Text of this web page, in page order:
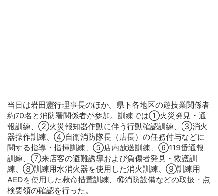
当日は岩田憲行理事長のほか、県下各地区の遊技業関係者
約70名と消防署関係者が参加。訓練では①火災発見・通
報訓練、②火災報知器作動に伴う行動確認訓練、③消火
器操作訓練、④自衛消防隊長（店長）の任務付与などに
関する指導・指揮訓練、⑤店内放送訓練、⑥119番通報
訓練、⑦来店客の避難誘導および負傷者発見・救護訓
練、⑧訓練用水消火器を使用した消火訓練、⑨訓練用
AEDを使用した救命措置訓練、⑩消防設備などの取扱・点
検要領の確認を行った。